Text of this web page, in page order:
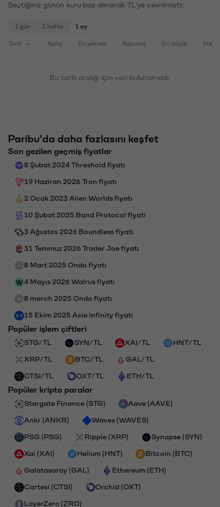
Seçtiğiniz günün kuru baz alınarak TL'ye çevrilmiştir.
1 gün 1 hafta 1 ay
Tarih Açılış En yüksek Kapanış En düşük
Bu tarih aralığı için veri bulunamadı.
Paribu'da daha fazlasını keşfet
Son gezilen geçmiş fiyatlar
8 Şubat 2024 Threshold fiyatı
19 Haziran 2026 Tron fiyatı
2 Ocak 2023 Alien Worlds fiyatı
10 Şubat 2025 Band Protocol fiyatı
3 Ağustos 2026 Boundless fiyatı
31 Temmuz 2026 Trader Joe fiyatı
8 Mart 2025 Ondo fiyatı
4 Mayıs 2026 Walrus fiyatı
8 march 2025 Ondo fiyatı
15 Ekim 2025 Axie Infinity fiyatı
Popüler işlem çiftleri
STG/TL SYN/TL XAI/TL HNT/TL
XRP/TL BTC/TL GAL/TL
CTSI/TL OXT/TL ETH/TL
Popüler kripto paralar
Stargate Finance (STG) Aave (AAVE)
Ankr (ANKR) Waves (WAVES)
PSG (PSG) Ripple (XRP) Synapse (SYN)
Xai (XAI) Helium (HNT) Bitcoin (BTC)
Galatasaray (GAL) Ethereum (ETH)
Cartesi (CTSI) Orchid (OXT)
LayerZero (ZRO)